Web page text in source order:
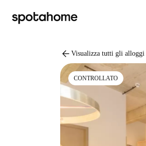
arrow_back Visualizza tutti gli alloggi
CONTROLLATO